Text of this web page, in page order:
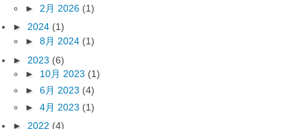
► 2月 2026 (1)
► 2024 (1)
► 8月 2024 (1)
► 2023 (6)
► 10月 2023 (1)
► 6月 2023 (4)
► 4月 2023 (1)
► 2022 (4)